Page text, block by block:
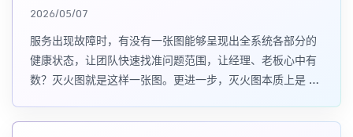
2026/05/07
服务出现故障时，有没有一张图能够呈现出全系统各部分的
健康状态，让团队快速找准问题范围，让经理、老板心中有
数？灭火图就是这样一张图。更进一步，灭火图本质上是 IT
心数据基座。